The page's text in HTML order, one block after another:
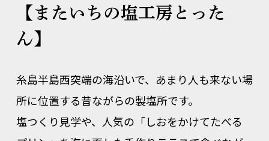
【またいちの塩工房とった
ん】
糸島半島西突端の海沿いで、あまり人も来ない場
所に位置する昔ながらの製塩所です。
塩つくり見学や、人気の「しおをかけてたべる